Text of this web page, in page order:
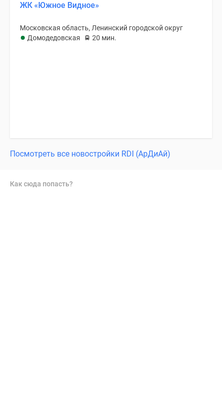
ЖК «Южное Видное»
Московская область, Ленинский городской округ
Домодедовская
20 мин.
Посмотреть все новостройки RDI (АрДиАй)
Как сюда попасть?